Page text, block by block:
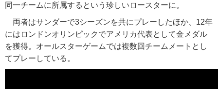
同一チームに所属するという珍しいロースターに。
両者はサンダーで3シーズンを共にプレーしたほか、12年
にはロンドンオリンピックでアメリカ代表として金メダル
を獲得。オールスターゲームでは複数回チームメートとし
てプレーしている。